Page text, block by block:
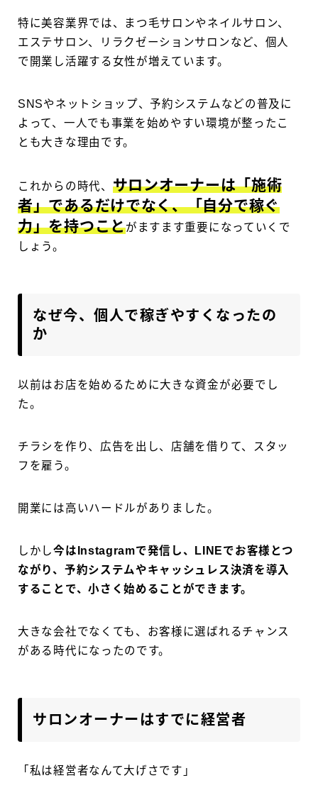
特に美容業界では、まつ毛サロンやネイルサロン、
エステサロン、リラクゼーションサロンなど、個人
で開業し活躍する女性が増えています。
SNSやネットショップ、予約システムなどの普及に
よって、一人でも事業を始めやすい環境が整ったこ
とも大きな理由です。
これからの時代、 サロンオーナーは「施術
者」であるだけでなく、「自分で稼ぐ
力」を持つことがますます重要になっていくで
しょう。
なぜ今、個人で稼ぎやすくなったの
か
以前はお店を始めるために大きな資金が必要でし
た。
チラシを作り、広告を出し、店舗を借りて、スタッ
フを雇う。
開業には高いハードルがありました。
しかし今はInstagramで発信し、LINEでお客様とつ
ながり、予約システムやキャッシュレス決済を導入
することで、小さく始めることができます。
大きな会社でなくても、お客様に選ばれるチャンス
がある時代になったのです。
サロンオーナーはすでに経営者
「私は経営者なんて大げさです」